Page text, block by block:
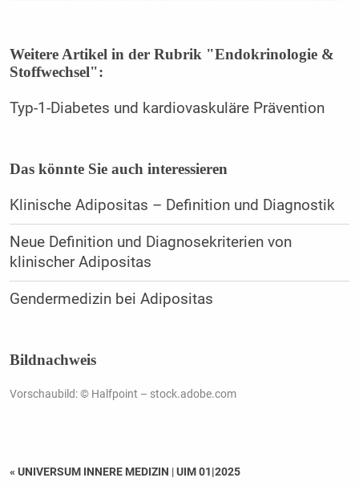
Weitere Artikel in der Rubrik "Endokrinologie &
Stoffwechsel":
Typ-1-Diabetes und kardiovaskuläre Prävention
Das könnte Sie auch interessieren
Klinische Adipositas – Definition und Diagnostik
Neue Definition und Diagnosekriterien von
klinischer Adipositas
Gendermedizin bei Adipositas
Bildnachweis
Vorschaubild: © Halfpoint – stock.adobe.com
« UNIVERSUM INNERE MEDIZIN |UIM 01|2025